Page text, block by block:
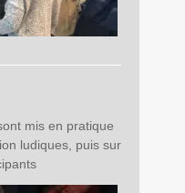
mis en pratique
ludiques, puis sur